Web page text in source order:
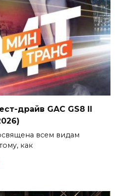
драйв GAC GS8 II
всем видам
как